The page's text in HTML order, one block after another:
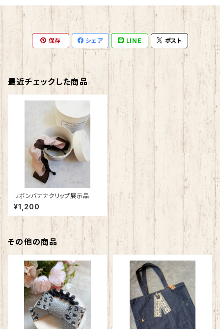
保存 シェア LINE ポスト
最近チェックした商品
リボンバナナクリップ展示品
¥1,200
その他の商品